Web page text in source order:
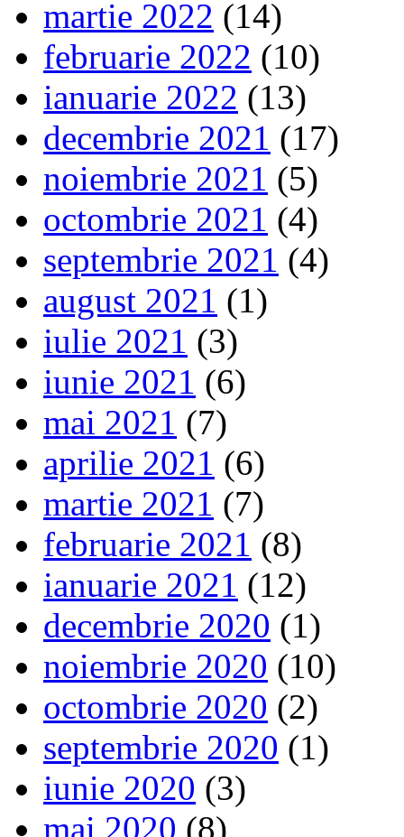
martie 2022 (14)
februarie 2022 (10)
ianuarie 2022 (13)
decembrie 2021 (17)
noiembrie 2021 (5)
octombrie 2021 (4)
septembrie 2021 (4)
august 2021 (1)
iulie 2021 (3)
iunie 2021 (6)
mai 2021 (7)
aprilie 2021 (6)
martie 2021 (7)
februarie 2021 (8)
ianuarie 2021 (12)
decembrie 2020 (1)
noiembrie 2020 (10)
octombrie 2020 (2)
septembrie 2020 (1)
iunie 2020 (3)
mai 2020 (8)